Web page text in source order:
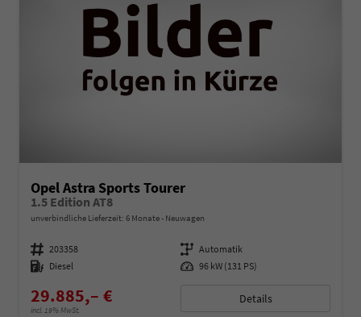
Opel Astra Sports Tourer
1.5 Edition AT8
unverbindliche Lieferzeit: 6 Monate Neuwagen
Fahrzeugnummer 203358 Getriebe Automatik
Kraftstoff Diesel Leistung 96 kW (131 PS)
29.885,– €
incl. 19% MwSt.
Details